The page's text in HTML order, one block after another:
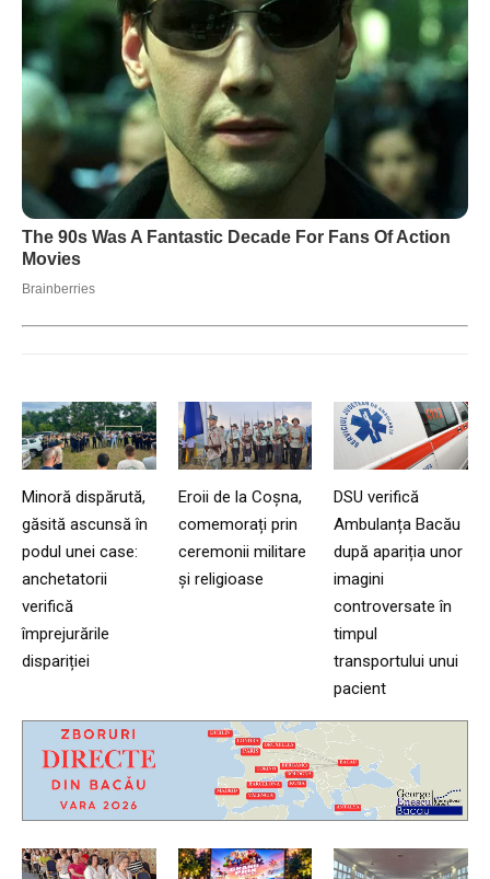
Minoră dispărută,
găsită ascunsă în
podul unei case:
anchetatorii
verifică
împrejurările
dispariției
Eroii de la Coșna,
comemorați prin
ceremonii militare
și religioase
DSU verifică
Ambulanța Bacău
după apariția unor
imagini
controversate în
timpul
transportului unui
pacient